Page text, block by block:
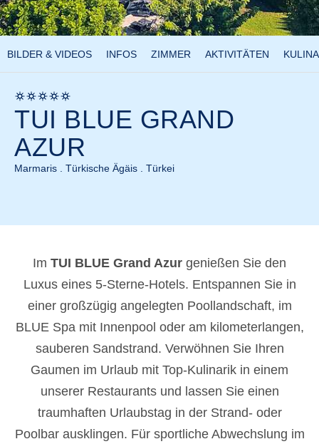
BILDER & VIDEOS INFOS ZIMMER AKTIVITÄTEN
TUI BLUE GRAND
AZUR
Marmaris . Türkische Ägäis . Türkei
Im TUI BLUE Grand Azur genießen Sie den
Luxus eines 5-Sterne-Hotels. Entspannen Sie in
einer großzügig angelegten Poollandschaft, im
BLUE Spa mit Innenpool oder am kilometerlangen,
sauberen Sandstrand. Verwöhnen Sie Ihren
Gaumen im Urlaub mit Top-Kulinarik in einem
unserer Restaurants und lassen Sie einen
traumhaften Urlaubstag in der Strand- oder
Poolbar ausklingen. Für sportliche Abwechslung im